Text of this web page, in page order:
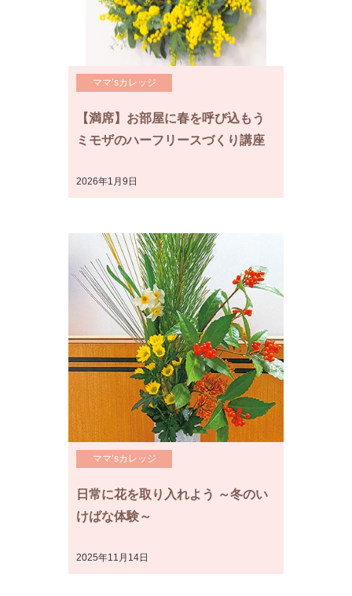
ママ’sカレッジ
【満席】お部屋に春を呼び込もう
ミモザのハーフリースづくり講座
2026年1月9日
ママ’sカレッジ
日常に花を取り入れよう ～冬のい
けばな体験～
2025年11月14日